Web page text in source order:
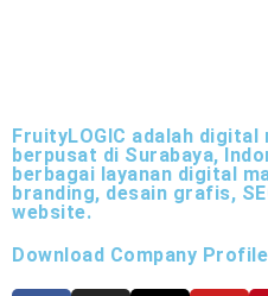
FruityLOGIC adalah
berpusat di Surabaya,
berbagai layanan digital
branding, desain grafis,
website.
Download Company